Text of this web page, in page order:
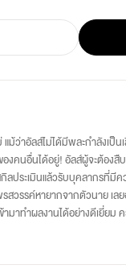
ม้ว่าอัลส์ไม่ได้มีพละกำลังเป็
งคนอื่นได้อยู่! อัลส์ผู้จะต้อง
ลประเมินแล้วรับบุคลากรที่มีค
วรรค์หายากจากตัวนาย เล
ามาทำผลงานได้อย่างดีเยี่ย